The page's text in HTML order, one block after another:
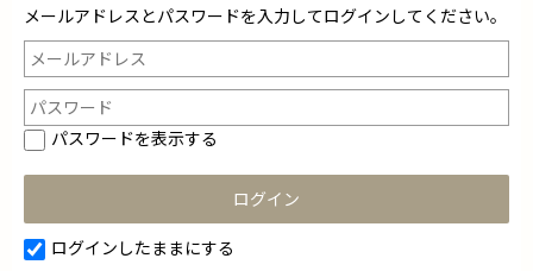
メールアドレスとパスワードを入力してログインしてください。
パスワードを表示する
ログインしたままにする